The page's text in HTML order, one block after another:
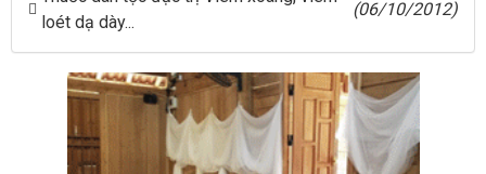
loét dạ dày...
(06/10/2012)